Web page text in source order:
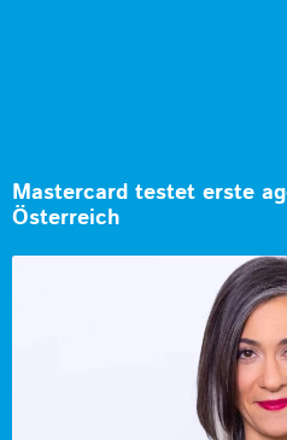
Mastercard testet erste
Österreich